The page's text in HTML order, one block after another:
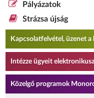
Pályázatok
Strázsa újság
Kapcsolatfelvétel, üzenet
Intézze ügyeit
Közelgő programok